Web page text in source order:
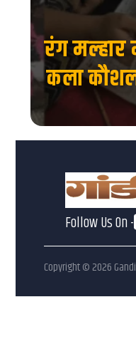
रंग
कला
Follow Us On -
Copyright © 2026